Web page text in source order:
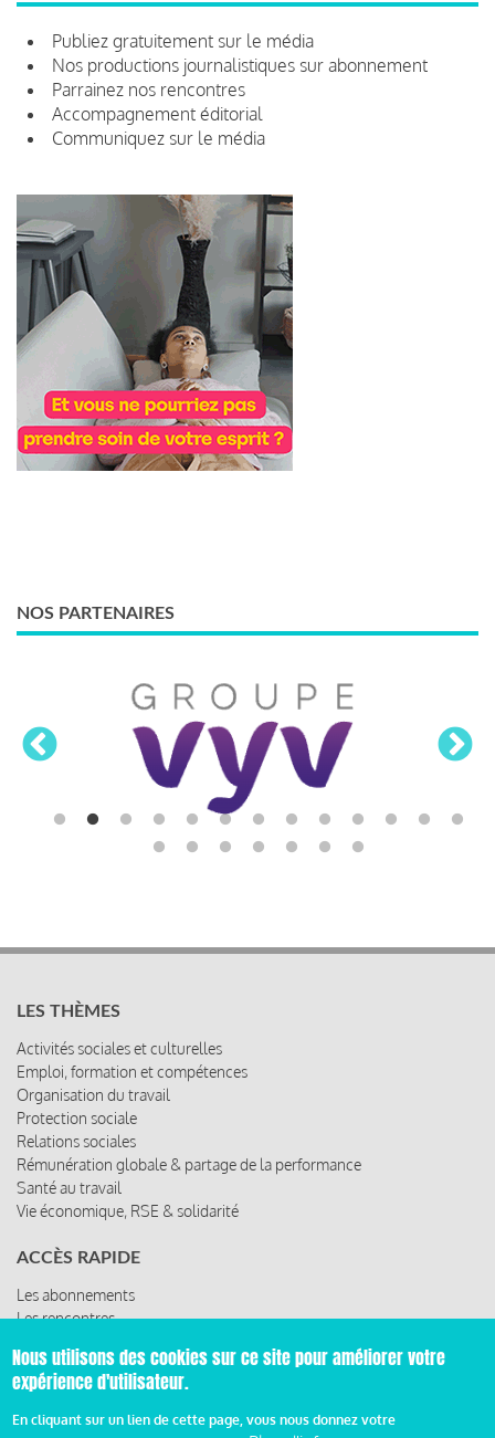
Publiez gratuitement sur le média
Nos productions journalistiques sur abonnement
Parrainez nos rencontres
Accompagnement éditorial
Communiquez sur le média
NOS PARTENAIRES
LES THÈMES
Activités sociales et culturelles
Emploi, formation et compétences
Organisation du travail
Protection sociale
Relations sociales
Rémunération globale & partage de la performance
Santé au travail
Vie économique, RSE & solidarité
ACCÈS RAPIDE
Les abonnements
Les rencontres
© 2019 Miroir Social - Réalisé par
Nous utilisons des cookies sur ce site pour améliorer votre
expérience d'utilisateur.
En cliquant sur un lien de cette page, vous nous donnez votre